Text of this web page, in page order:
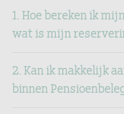
1. Hoe bereken ik
wat is mijn
2. Kan ik makkelijk
binnen